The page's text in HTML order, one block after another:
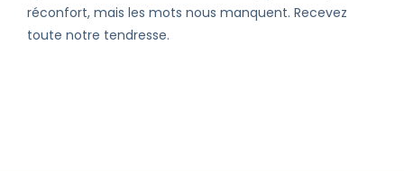
réconfort, mais les mots nous manquent. Recevez
toute notre tendresse.